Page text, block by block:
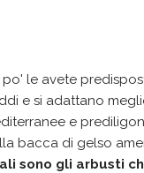
po' le avete
e si adattano
e
bacca di gelso
sono gli arbusti